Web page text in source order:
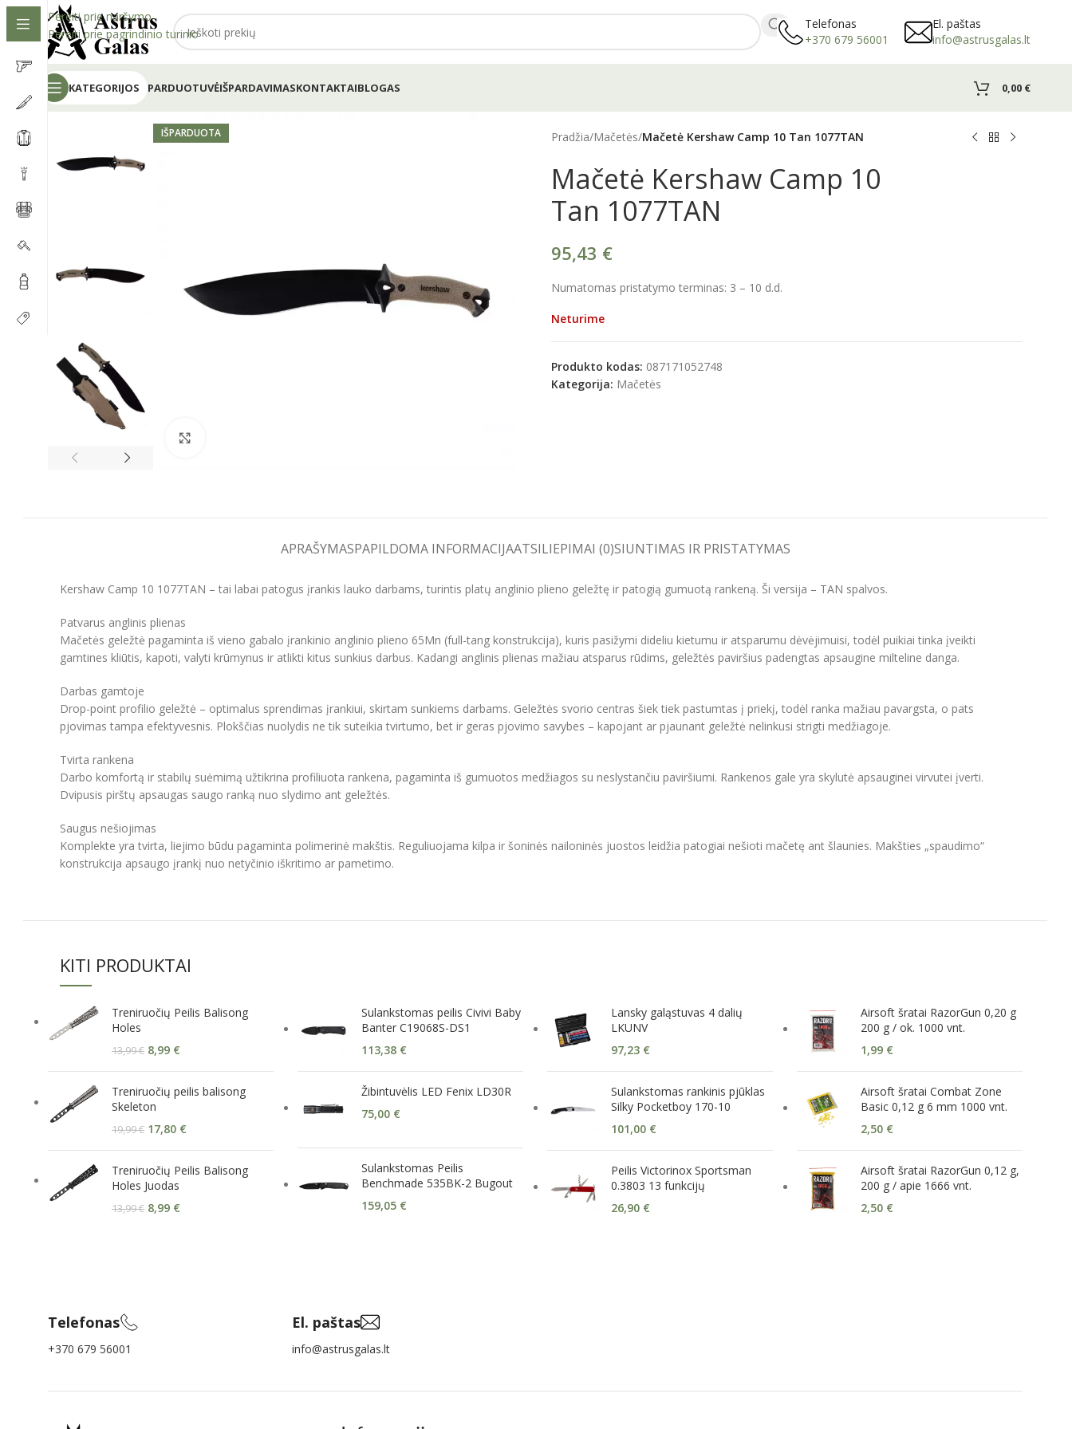
Pereiti prie naršymo
Pereiti prie pagrindinio turinio
Telefonas
+370 679 56001
El. paštas
info@astrusgalas.lt
KATEGORIJOS PARDUOTUVĖIŠPARDAVIMASKONTAKTAIBLOGAS 0,00 €
IŠPARDUOTA Pradžia/Mačetės/Mačetė Kershaw Camp 10 Tan 1077TAN
Mačetė Kershaw Camp 10
Tan 1077TAN
95,43 €
Numatomas pristatymo terminas: 3 – 10 d.d.
Neturime
Produkto kodas: 087171052748
Kategorija: Mačetės
APRAŠYMASPAPILDOMA INFORMACIJAATSILIEPIMAI (0)SIUNTIMAS IR PRISTATYMAS
Kershaw Camp 10 1077TAN – tai labai patogus įrankis lauko darbams, turintis platų anglinio plieno geležtę ir patogią gumuotą rankeną. Ši versija – TAN spalvos.
Patvarus anglinis plienas
Mačetės geležtė pagaminta iš vieno gabalo įrankinio anglinio plieno 65Mn (full-tang konstrukcija), kuris pasižymi dideliu kietumu ir atsparumu dėvėjimuisi, todėl puikiai tinka įveikti
gamtines kliūtis, kapoti, valyti krūmynus ir atlikti kitus sunkius darbus. Kadangi anglinis plienas mažiau atsparus rūdims, geležtės paviršius padengtas apsaugine milteline danga.
Darbas gamtoje
Drop-point profilio geležtė – optimalus sprendimas įrankiui, skirtam sunkiems darbams. Geležtės svorio centras šiek tiek pastumtas į priekį, todėl ranka mažiau pavargsta, o pats
pjovimas tampa efektyvesnis. Plokščias nuolydis ne tik suteikia tvirtumo, bet ir geras pjovimo savybes – kapojant ar pjaunant geležtė nelinkusi strigti medžiagoje.
Tvirta rankena
Darbo komfortą ir stabilų suėmimą užtikrina profiliuota rankena, pagaminta iš gumuotos medžiagos su neslystančiu paviršiumi. Rankenos gale yra skylutė apsauginei virvutei įverti.
Dvipusis pirštų apsaugas saugo ranką nuo slydimo ant geležtės.
Saugus nešiojimas
Komplekte yra tvirta, liejimo būdu pagaminta polimerinė makštis. Reguliuojama kilpa ir šoninės nailoninės juostos leidžia patogiai nešioti mačetę ant šlaunies. Makšties „spaudimo“
konstrukcija apsaugo įrankį nuo netyčinio iškritimo ar pametimo.
KITI PRODUKTAI
Treniruočių Peilis Balisong
Holes
13,99€ 8,99 €
Treniruočių peilis balisong
Skeleton
19,99€ 17,80 €
Treniruočių Peilis Balisong
Holes Juodas
13,99€ 8,99 €
Sulankstomas peilis Civivi Baby
Banter C19068S-DS1
113,38 €
Žibintuvėlis LED Fenix LD30R
75,00 €
Sulankstomas Peilis
Benchmade 535BK-2 Bugout
159,05 €
Lansky galąstuvas 4 dalių
LKUNV
97,23 €
Sulankstomas rankinis pjūklas
Silky Pocketboy 170-10
101,00 €
Peilis Victorinox Sportsman
0.3803 13 funkcijų
26,90 €
Airsoft šratai RazorGun 0,20 g
200 g / ok. 1000 vnt.
1,99 €
Airsoft šratai Combat Zone
Basic 0,12 g 6 mm 1000 vnt.
2,50 €
Airsoft šratai RazorGun 0,12 g,
200 g / apie 1666 vnt.
2,50 €
Telefonas
+370 679 56001
El. paštas
info@astrusgalas.lt